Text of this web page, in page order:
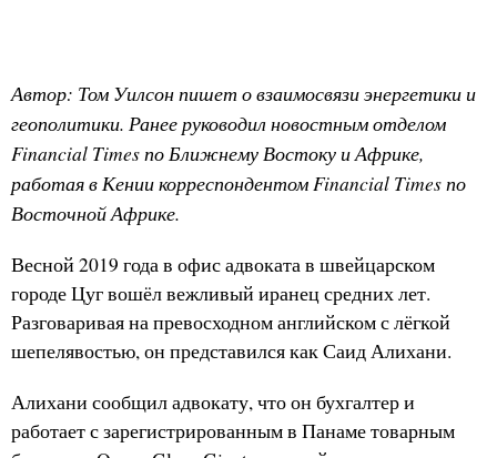
Автор: Том Уилсон пишет о взаимосвязи энергетики и
геополитики. Ранее руководил новостным отделом
Financial Times по Ближнему Востоку и Африке,
работая в Кении корреспондентом Financial Times по
Восточной Африке.
Весной 2019 года в офис адвоката в швейцарском
городе Цуг вошёл вежливый иранец средних лет.
Разговаривая на превосходном английском с лёгкой
шепелявостью, он представился как Саид Алихани.
Алихани сообщил адвокату, что он бухгалтер и
работает с зарегистрированным в Панаме товарным